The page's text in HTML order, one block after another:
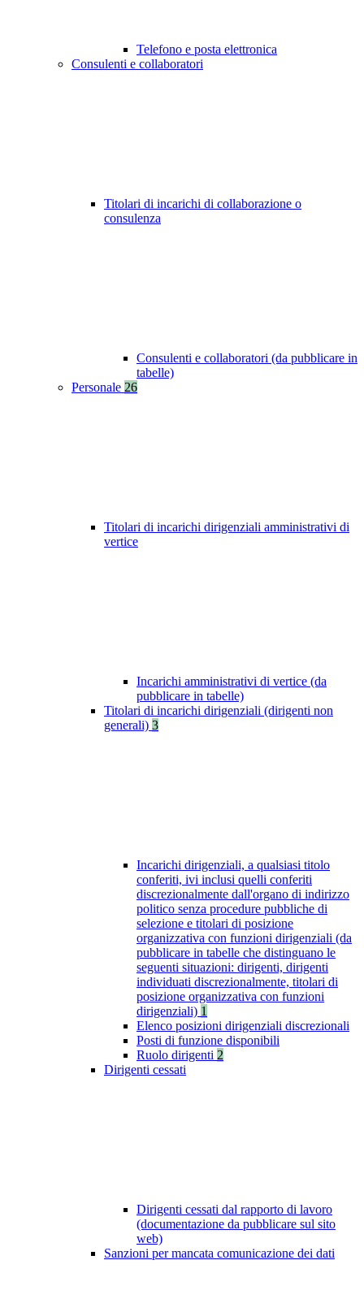
Telefono e posta elettronica
Consulenti e collaboratori
Titolari di incarichi di collaborazione o
consulenza
Consulenti e collaboratori (da pubblicare in
tabelle)
Personale 26
Titolari di incarichi dirigenziali amministrativi di
vertice
Incarichi amministrativi di vertice (da
pubblicare in tabelle)
Titolari di incarichi dirigenziali (dirigenti non
generali) 3
Incarichi dirigenziali, a qualsiasi titolo
conferiti, ivi inclusi quelli conferiti
discrezionalmente dall'organo di indirizzo
politico senza procedure pubbliche di
selezione e titolari di posizione
organizzativa con funzioni dirigenziali (da
pubblicare in tabelle che distinguano le
seguenti situazioni: dirigenti, dirigenti
individuati discrezionalmente, titolari di
posizione organizzativa con funzioni
dirigenziali) 1
Elenco posizioni dirigenziali discrezionali
Posti di funzione disponibili
Ruolo dirigenti 2
Dirigenti cessati
Dirigenti cessati dal rapporto di lavoro
(documentazione da pubblicare sul sito
web)
Sanzioni per mancata comunicazione dei dati